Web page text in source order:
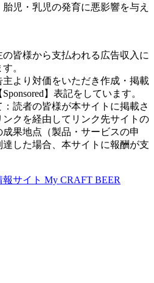
児・乳児の発育に悪影響を与え
の皆様から支払われる広告収入に
。
主より対価をいただき作成・掲載
】表記をしています。
：読者の皆様が本サイトに掲載さ
クを経由してリンク先サイトの
果地点（製品・サービスの申
した場合、本サイトに報酬が支
サイト My CRAFT BEER